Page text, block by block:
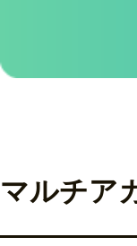
マルチア